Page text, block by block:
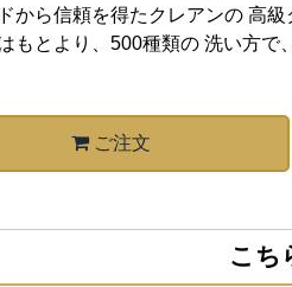
から信頼を得たクレアンの 高級
もとより、500種類の 洗い方で
ご注文
こち